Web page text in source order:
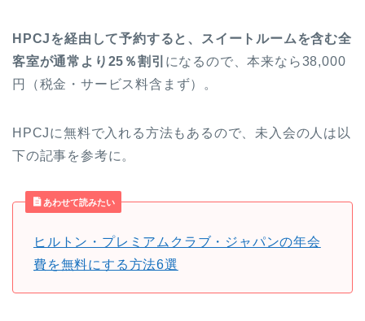
HPCJを経由して予約すると、スイートルームを含む全
客室が通常より25％割引 になるので、本来なら38,000
円（税金・サービス料含まず）。
HPCJに無料で入れる方法もあるので、未入会の人は以
下の記事を参考に。
あわせて読みたい
ヒルトン・プレミアムクラブ・ジャパンの年会
費を無料にする方法6選